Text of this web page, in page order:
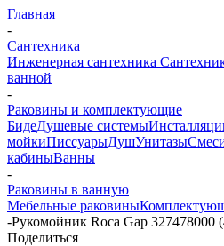
Главная
-
Сантехника
Инженерная сантехника
ванной
-
Раковины и комплектующие
БидеДушевые системы
мойкиПиссуарыДушУнитазы
кабиныВанны
-
Раковины в ванную
Мебельные раковины
-Рукомойник Roca Gap 327478000
Поделиться